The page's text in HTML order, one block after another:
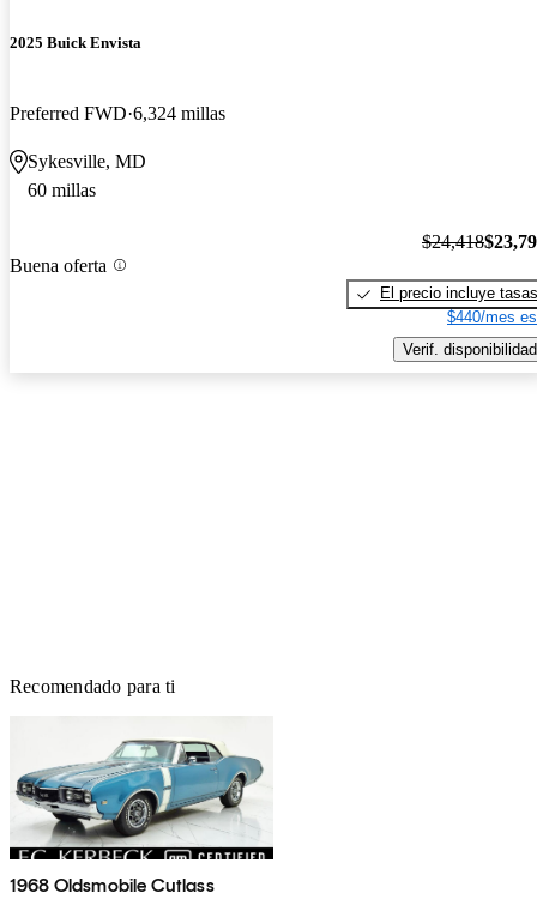
2025 Buick Envista
Preferred FWD 6,324 millas
Sykesville, MD
60 millas
Buena oferta
$24,418
El precio incluye tasas
$440/mes
Verif. disponibilidad
Recomendado para ti
1968 Oldsmobile Cutlass